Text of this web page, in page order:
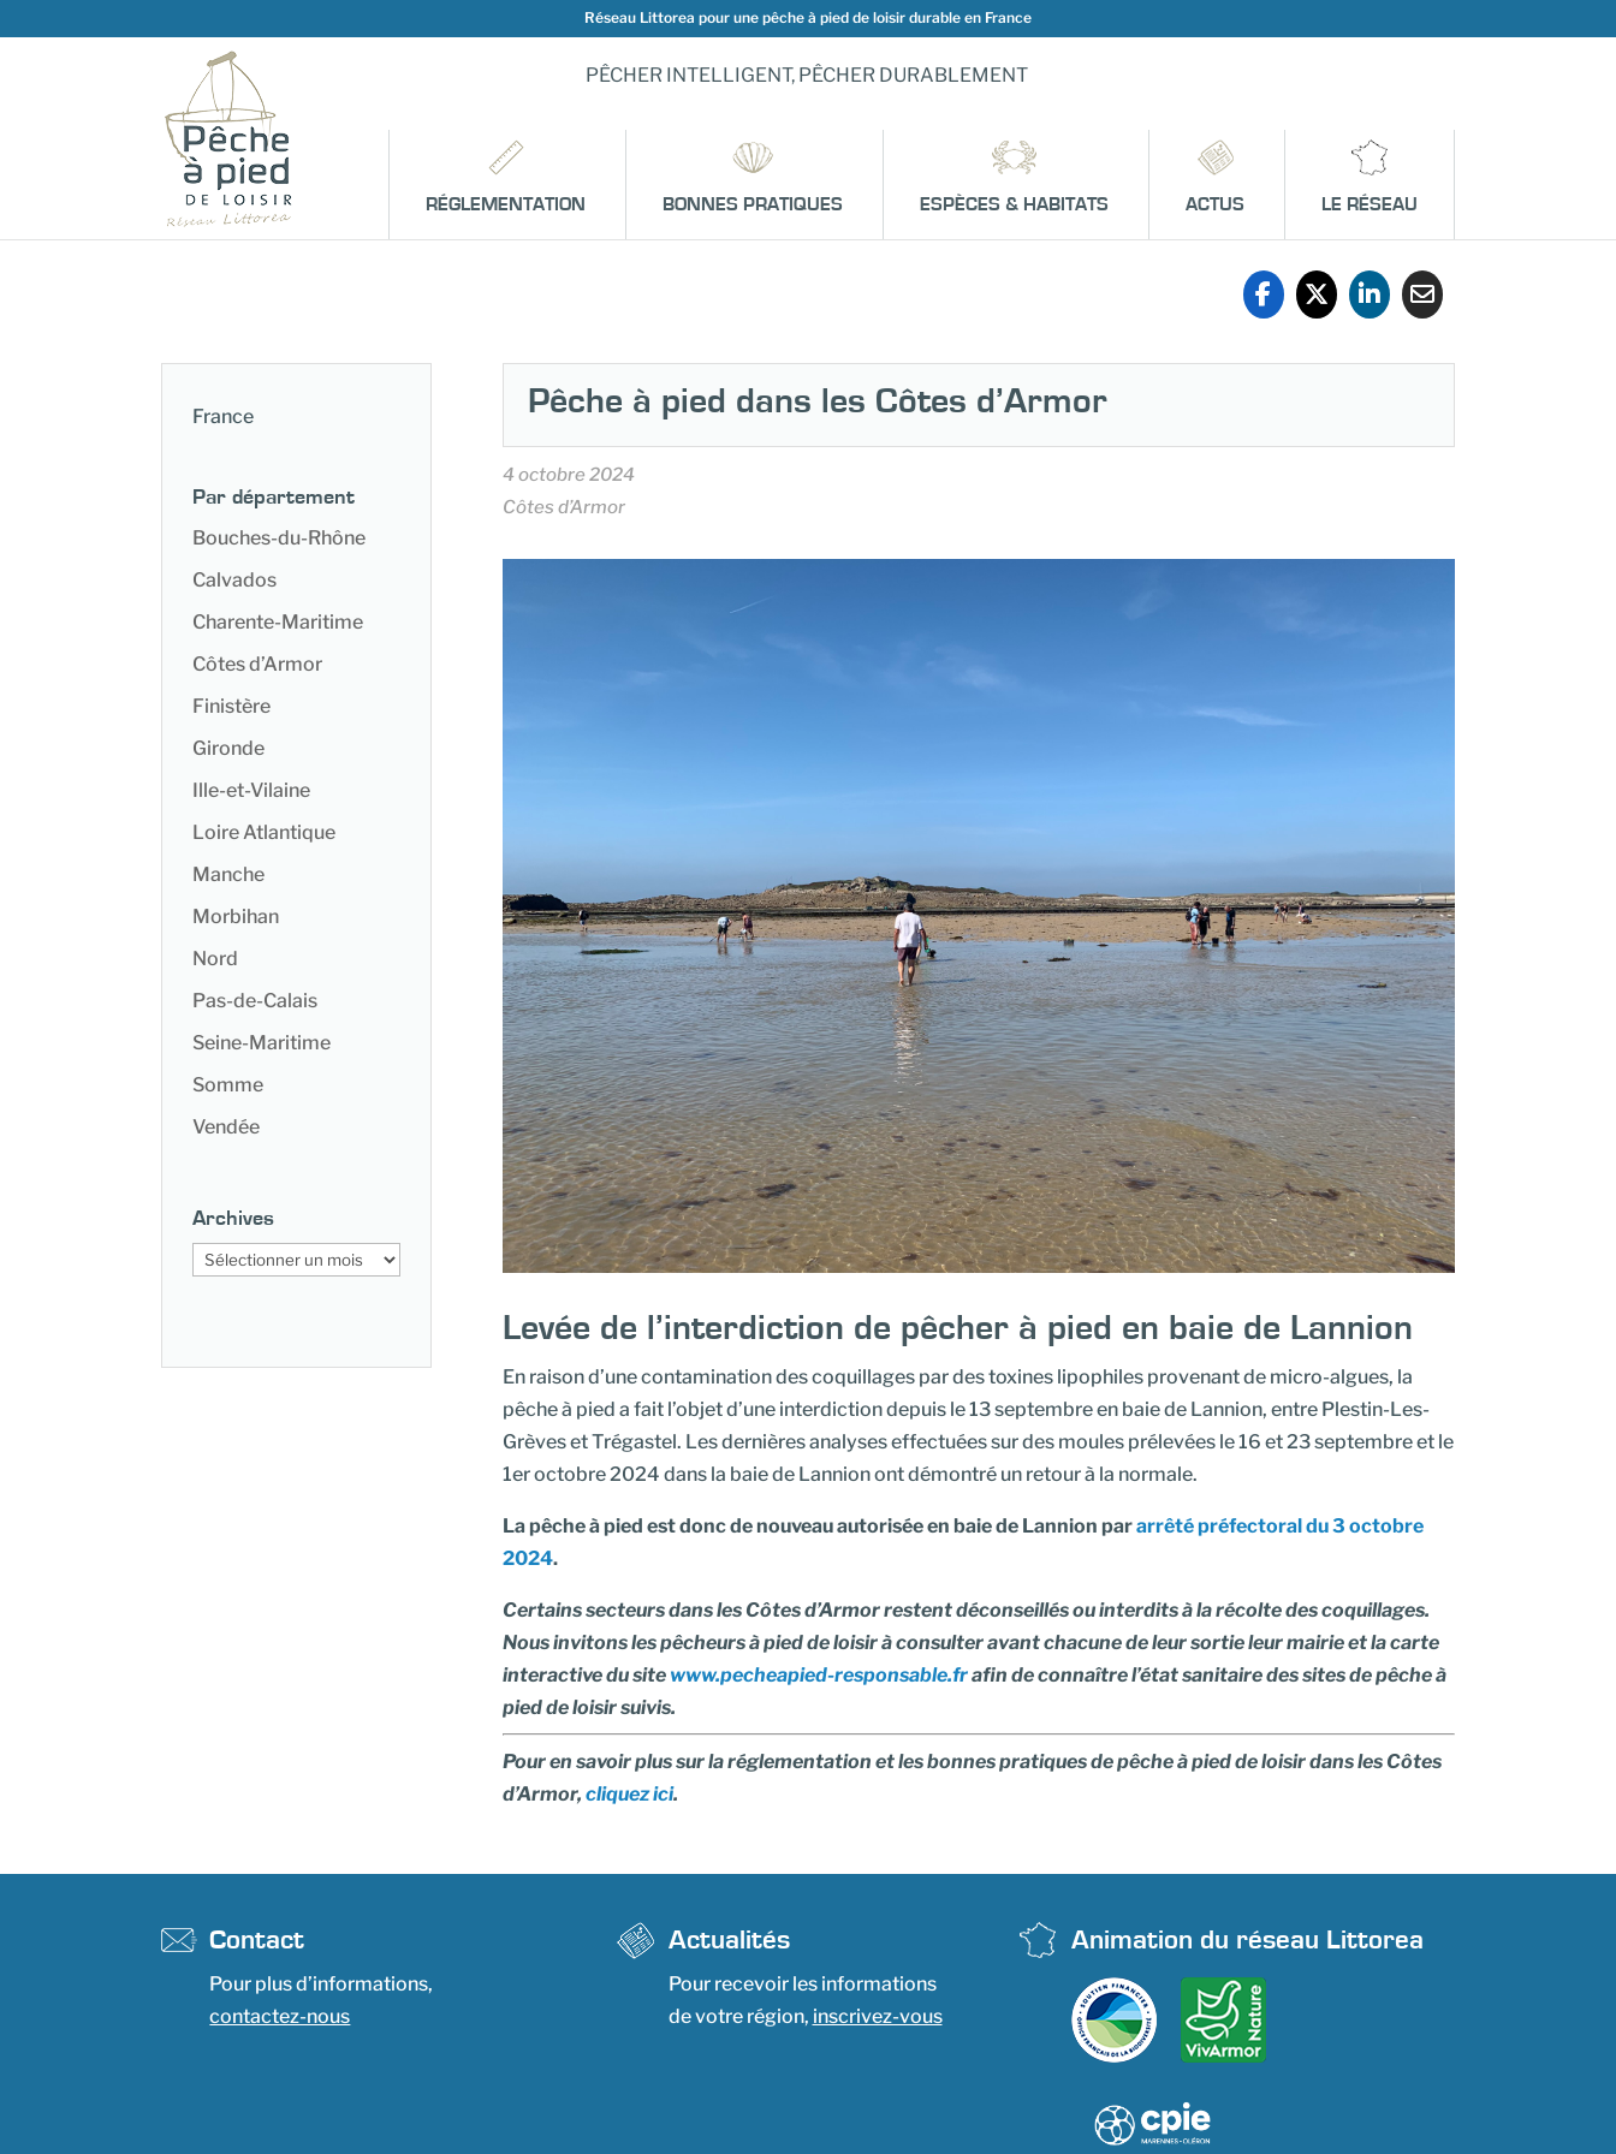
Réseau Littorea pour une pêche à pied de loisir durable en France
PÊCHER INTELLIGENT, PÊCHER DURABLEMENT
RÉGLEMENTATION BONNES PRATIQUES ESPÈCES & HABITATS ACTUS LE RÉSEAU
France
Par département
Bouches-du-Rhône
Calvados
Charente-Maritime
Côtes d’Armor
Finistère
Gironde
Ille-et-Vilaine
Loire Atlantique
Manche
Morbihan
Nord
Pas-de-Calais
Seine-Maritime
Somme
Vendée
Archives
Archives
Pêche à pied dans les Côtes d’Armor
4 octobre 2024
Côtes d’Armor
Levée de l’interdiction de pêcher à pied en baie de Lannion
En raison d’une contamination des coquillages par des toxines lipophiles provenant de micro-algues, la
pêche à pied a fait l’objet d’une interdiction depuis le 13 septembre en baie de Lannion, entre Plestin-Les-
Grèves et Trégastel. Les dernières analyses effectuées sur des moules prélevées le 16 et 23 septembre et le
1er octobre 2024 dans la baie de Lannion ont démontré un retour à la normale.
La pêche à pied est donc de nouveau autorisée en baie de Lannion pararrêté préfectoral du 3 octobre
2024.
Certains secteurs dans les Côtes d’Armor restent déconseillés ou interdits à la récolte des coquillages.
Nous invitons les pêcheurs à pied de loisir à consulter avant chacune de leur sortie leur mairie et la carte
interactive du site www.pecheapied-responsable.frafin de connaître l’état sanitaire des sites de pêche à
pied de loisir suivis.
Pour en savoir plus sur la réglementation et les bonnes pratiques de pêche à pied de loisir dans les Côtes
d’Armor, cliquez ici.
Contact
Pour plus d’informations,
contactez-nous
Actualités
Pour recevoir les informations
de votre région, inscrivez-vous
Animation du réseau Littorea